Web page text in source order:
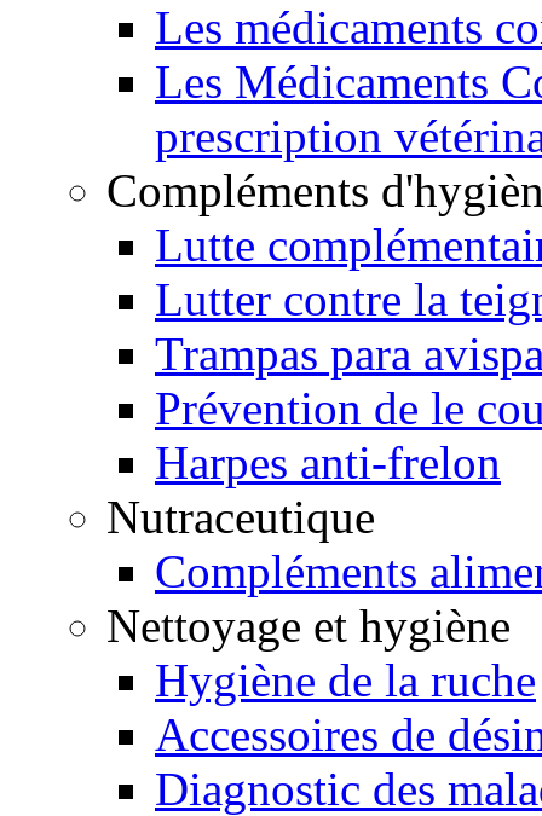
Les médicaments
Les Médicaments
prescription
Compléments
Lutte
Lutter contre la
Trampas para
Prévention de le
Harpes anti-frelon
Nutraceutique
Compléments
Nettoyage et hygiène
Hygiène de la ruche
Accessoires de
Diagnostic des